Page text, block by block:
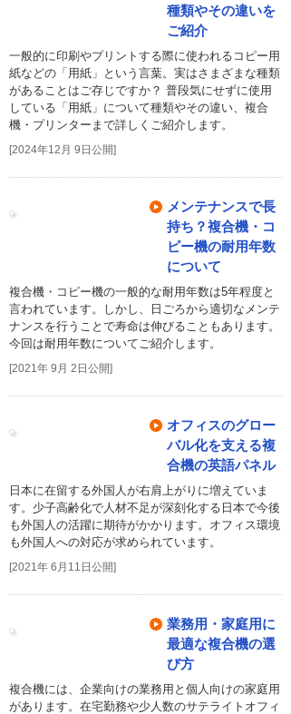
種類やその違いを
ご紹介
一般的に印刷やプリントする際に使われるコピー用
紙などの「用紙」という言葉。実はさまざまな種類
があることはご存じですか？ 普段気にせずに使用
している「用紙」について種類やその違い、複合
機・プリンターまで詳しくご紹介します。
[2024年12月 9日公開]
メンテナンスで長
持ち？複合機・コ
ピー機の耐用年数
について
複合機・コピー機の一般的な耐用年数は5年程度と
言われています。しかし、日ごろから適切なメンテ
ナンスを行うことで寿命は伸びることもあります。
今回は耐用年数についてご紹介します。
[2021年 9月 2日公開]
オフィスのグロー
バル化を支える複
合機の英語パネル
日本に在留する外国人が右肩上がりに増えていま
す。少子高齢化で人材不足が深刻化する日本で今後
も外国人の活躍に期待がかかります。オフィス環境
も外国人への対応が求められています。
[2021年 6月11日公開]
業務用・家庭用に
最適な複合機の選
び方
複合機には、企業向けの業務用と個人向けの家庭用
があります。在宅勤務や少人数のサテライトオフィ